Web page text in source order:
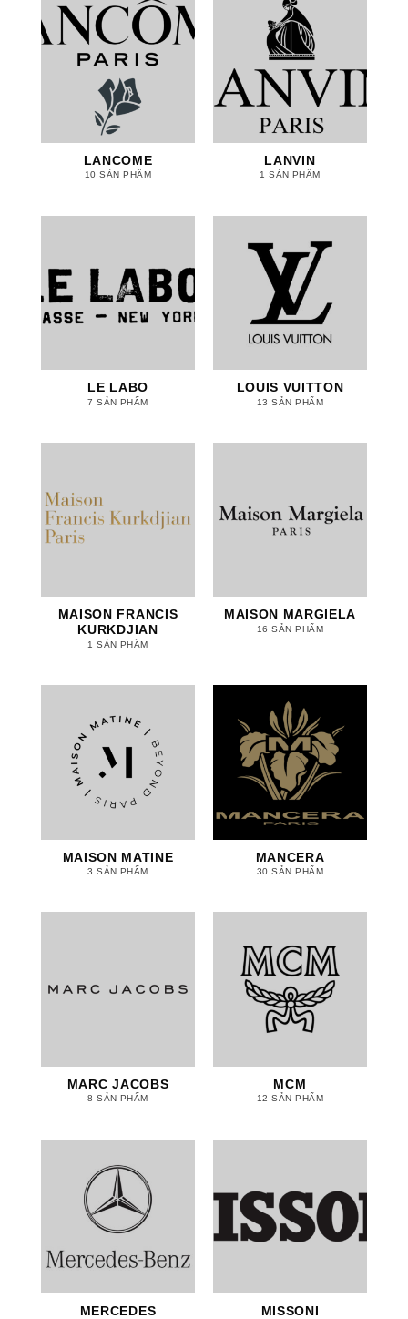
LANCOME
10 SẢN PHẨM
LANVIN
1 SẢN PHẨM
LE LABO
7 SẢN PHẨM
LOUIS VUITTON
13 SẢN PHẨM
MAISON FRANCIS
KURKDJIAN
1 SẢN PHẨM
MAISON MARGIELA
16 SẢN PHẨM
MAISON MATINE
3 SẢN PHẨM
MANCERA
30 SẢN PHẨM
MARC JACOBS
8 SẢN PHẨM
MCM
12 SẢN PHẨM
MERCEDES MISSONI